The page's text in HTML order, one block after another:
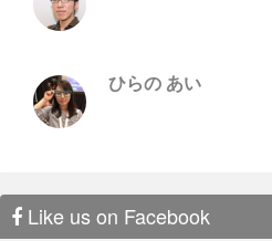
この取り組みは採用において非常に
バーが何人もColorkrewにジョイン
ひらの あい
Like us on Facebook